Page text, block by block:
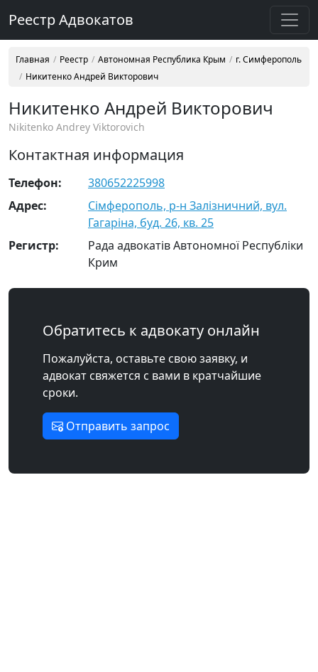
Реестр Адвокатов
Главная Реестр Автономная Республика Крым
г. Симферополь
Никитенко Андрей Викторович
Никитенко Андрей Викторович
Nikitenko Andrey Viktorovich
Контактная информация
Телефон:
380652225998
Адрес:
Сімферополь, р-н Залізничний, вул.
Гагаріна, буд. 26, кв. 25
Регистр:
Рада адвокатів Автономної Республіки
Крим
Обратитесь к адвокату онлайн
Пожалуйста, оставьте свою заявку, и
адвокат свяжется с вами в кратчайшие
сроки.
Отправить запрос